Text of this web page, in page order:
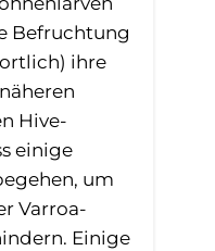
Befruchtung
ihre
Hive-
einige
um
Varroa-
Einige